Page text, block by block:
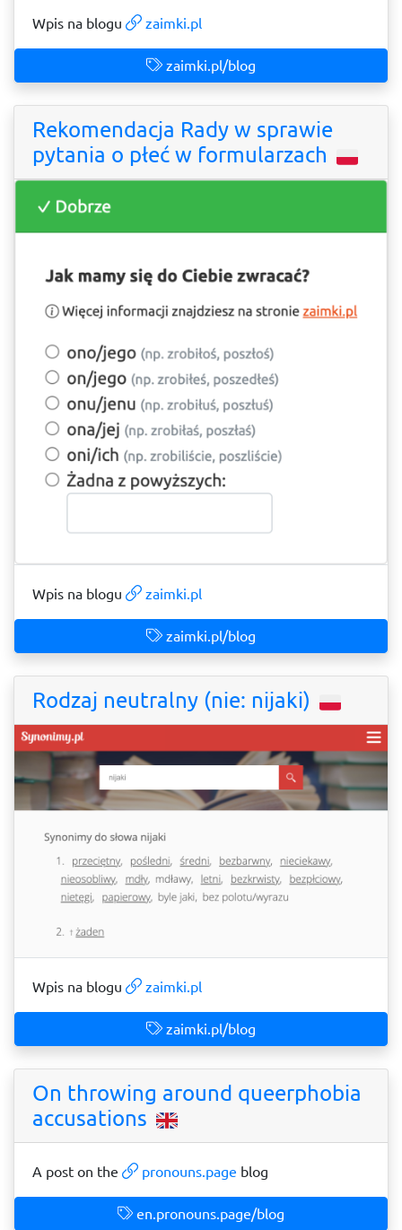
Wpis na blogu zaimki.pl
zaimki.pl/blog
Rekomendacja Rady w sprawie
pytania o płeć w formularzach
Wpis na blogu zaimki.pl
zaimki.pl/blog
Rodzaj neutralny (nie: nijaki)
Wpis na blogu zaimki.pl
zaimki.pl/blog
On throwing around queerphobia
accusations
A post on the pronouns.page blog
en.pronouns.page/blog